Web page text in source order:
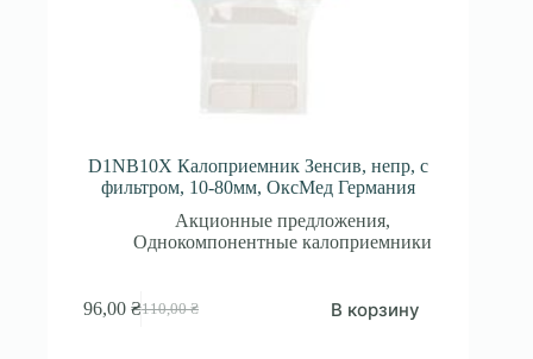
D1NB10X Калоприемник Зенсив, непр, с
фильтром, 10-80мм, ОксМед Германия
Акционные предложения,
Однокомпонентные калоприемники
110,00₴
Первоначальная
96,00₴Текущая
В корзину